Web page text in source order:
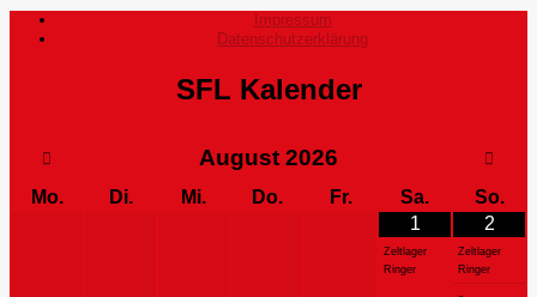
Impressum
Datenschutzerklärung
SFL Kalender
August 2026
Mo. Di. Mi. Do. Fr. Sa.
So.
1
Zeltlager
Ringer
2
Zeltlager
Ringer